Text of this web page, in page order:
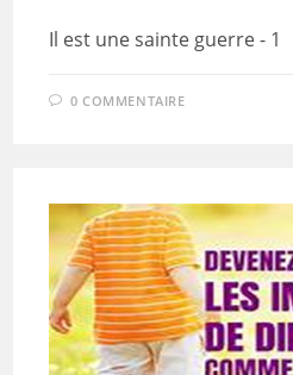
Il est une sainte guerre - 1
0 COMMENTAIRE